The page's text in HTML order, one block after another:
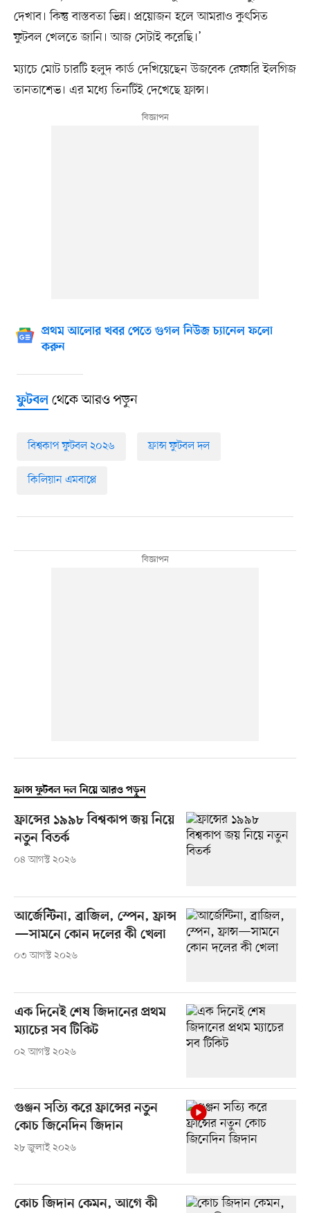
দেখাব। কিন্তু বাস্তবতা ভিন্ন। প্রয়োজন হলে আমরাও কুৎসিত
ফুটবল খেলতে জানি। আজ সেটাই করেছি।’
ম্যাচে মোট চারটি হলুদ কার্ড দেখিয়েছেন উজবেক রেফারি ইলগিজ
তানতাশেভ। এর মধ্যে তিনটিই দেখেছে ফ্রান্স।
প্রথম আলোর খবর পেতে গুগল নিউজ চ্যানেল ফলো
করুন
ফুটবলথেকে আরও পড়ুন
বিশ্বকাপ ফুটবল ২০২৬ ফ্রান্স ফুটবল দল
কিলিয়ান এমবাপ্পে
ফ্রান্স ফুটবল দল নিয়ে আরও পড়ুন
ফ্রান্সের ১৯৯৮ বিশ্বকাপ জয় নিয়ে
নতুন বিতর্ক
০৪ আগস্ট ২০২৬
আর্জেন্টিনা, ব্রাজিল, স্পেন, ফ্রান্স
—সামনে কোন দলের কী খেলা
০৩ আগস্ট ২০২৬
এক দিনেই শেষ জিদানের প্রথম
ম্যাচের সব টিকিট
০২ আগস্ট ২০২৬
গুঞ্জন সত্যি করে ফ্রান্সের নতুন
কোচ জিনেদিন জিদান
২৮ জুলাই ২০২৬
কোচ জিদান কেমন, আগে কী